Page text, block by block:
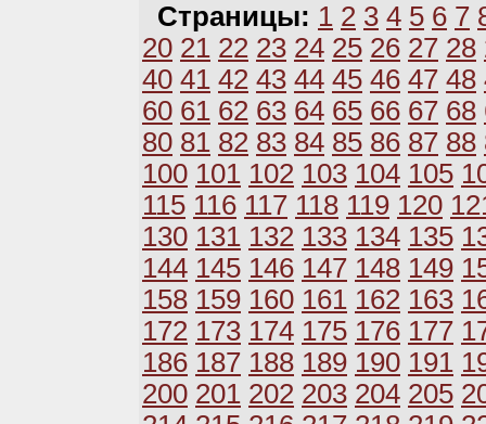
Страницы: 1 2 3 4 5 6 7
20 21 22 23 24 25 26 27 28
40 41 42 43 44 45 46 47 48
60 61 62 63 64 65 66 67 68
80 81 82 83 84 85 86 87 88
100 101 102 103 104 105
115 116 117 118 119 120
130 131 132 133 134 135
144 145 146 147 148 149
158 159 160 161 162 163
172 173 174 175 176 177
186 187 188 189 190 191
200 201 202 203 204 205